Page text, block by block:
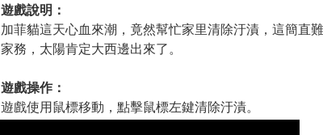
遊戲說明：
加菲貓這天心血來潮，竟然幫忙家里清除汙漬，這簡直
家務，太陽肯定大西邊出來了。
遊戲操作：
遊戲使用鼠標移動，點擊鼠標左鍵清除汙漬。